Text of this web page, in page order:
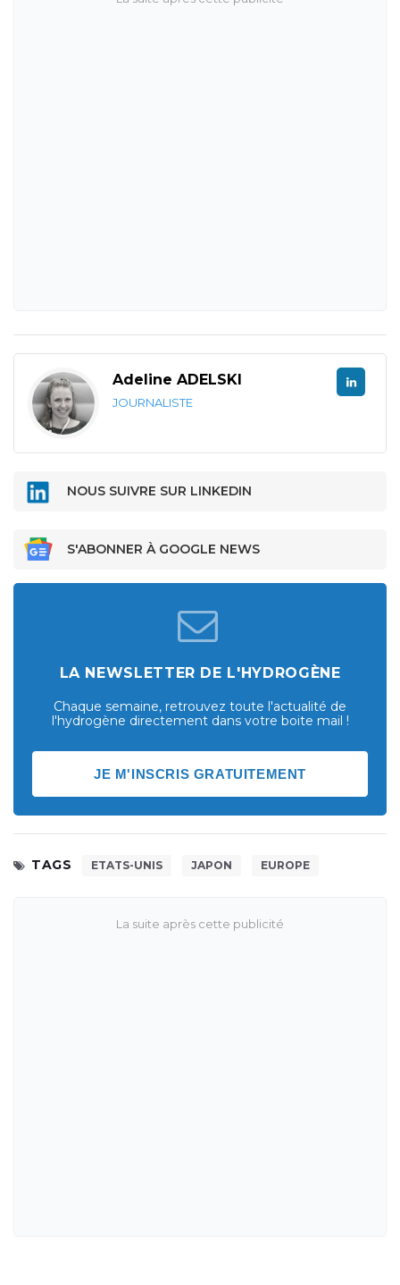
Adeline ADELSKI
JOURNALISTE
NOUS SUIVRE SUR LINKEDIN
S'ABONNER À GOOGLE NEWS
LA NEWSLETTER DE L'HYDROGÈNE
Chaque semaine, retrouvez toute l'actualité de
l'hydrogène directement dans votre boite mail !
JE M'INSCRIS GRATUITEMENT
TAGS ETATS-UNIS JAPON EUROPE